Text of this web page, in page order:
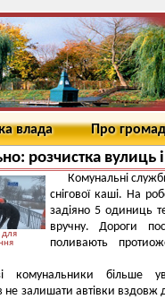
влада Про
розчистка вулиць і
для
Комунальні
снігової каші. На
задіяно 5 одиниць
вручну. Дороги
поливають
комунальники більше
не залишати автівки вздовж